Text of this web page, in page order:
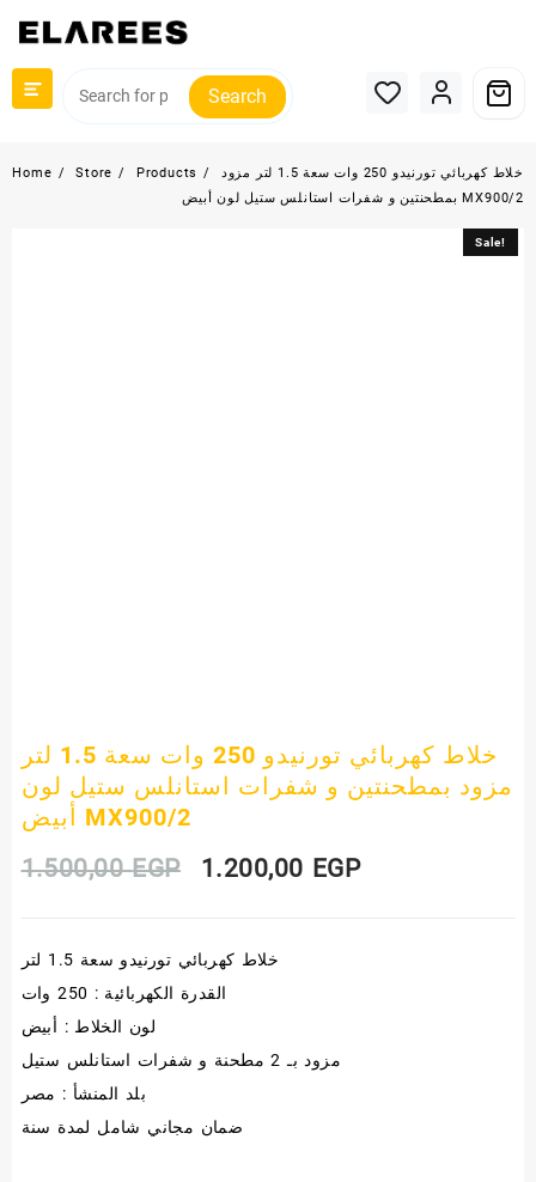
Search
Home Store Products
خلاط كهربائي تورنيدو 250 وات سعة 1.5 لتر مزود
بمطحنتين و شفرات استانلس ستيل لون أبيض MX900/2
Sale!
خلاط كهربائي تورنيدو 250 وات سعة 1.5 لتر
مزود بمطحنتين و شفرات استانلس ستيل لون
أبيض MX900/2
1.500,00EGP
Original
was:
1.200,00 EGPCurrent
خلاط كهربائي تورنيدو سعة 1.5 لتر
القدرة الكهربائية : 250 وات
لون الخلاط : أبيض
مزود بـ 2 مطحنة و شفرات استانلس ستيل
بلد المنشأ : مصر
ضمان مجاني شامل لمدة سنة
Sale!